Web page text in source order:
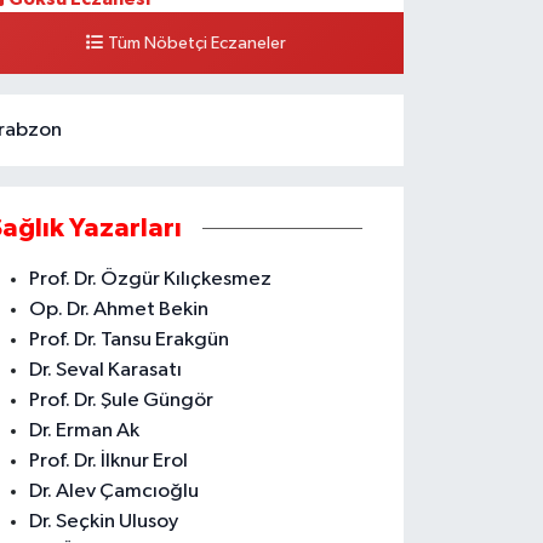
EVİ YAN SOKAĞI ÇAMLIBEL ASM KARŞISI CİVARI
Tüm Nöbetçi Eczaneler
Yazarları
Prof. Dr. Özgür Kılıçkesmez
Op. Dr. Ahmet Bekin
Prof. Dr. Tansu Erakgün
Dr. Seval Karasatı
Prof. Dr. Şule Güngör
Dr. Erman Ak
Prof. Dr. İlknur Erol
Dr. Alev Çamcıoğlu
Dr. Seçkin Ulusoy